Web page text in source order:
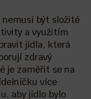
být složité
a využitím
jídla, která
zdravý
je zaměřit se na
více
aby jídlo bylo